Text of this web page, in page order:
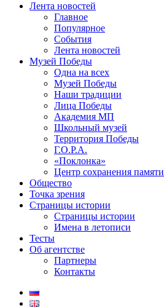
Лента новостей
Главное
Популярное
События
Лента новостей
Музей Победы
Одна на всех
Музей Победы
Наши традиции
Лица Победы
Академия МП
Школьный музей
Территория Победы
Г.О.Р.А.
«Поклонка»
Центр сохранения памяти
Общество
Точка зрения
Страницы истории
Страницы истории
Имена в летописи
Тесты
Об агентстве
Партнеры
Контакты